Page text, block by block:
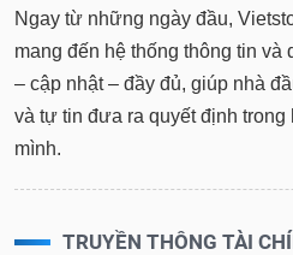
Ngay từ những ngày đầu,
mang đến hệ thống thông tin
– cập nhật – đầy đủ, giúp nhà
và tự tin đưa ra quyết định trong
mình.
TRUYỀN THÔNG TÀI